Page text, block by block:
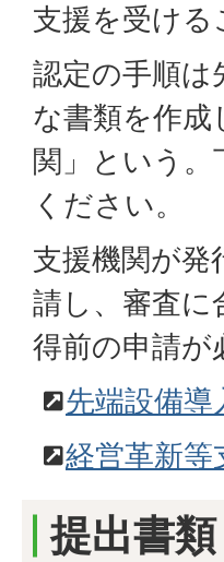
支援を受ける
認定の手順は
な書類を作成
関」という
ください。
支援機関が発
請し、審査に
得前の申請が
先端設備
経営革新等
提出書類